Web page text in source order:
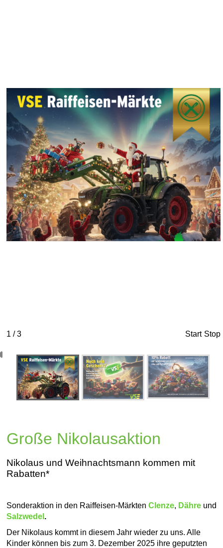
1 / 3 Start Stop
Große Nikolausaktion
Nikolaus und Weihnachtsmann kommen mit
Rabatten*
Sonderaktion in den Raiffeisen-MärktenClenze, Dähre und
Salzwedel .
Der Nikolaus kommt in diesem Jahr wieder zu uns. Alle
Kinder können bis zum 3. Dezember 2025 ihre geputzten